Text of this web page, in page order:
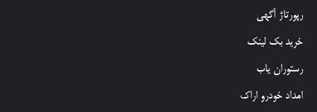
رپورتاژ آگهی
خرید بک لینک
رستوران یاب
امداد خودرو اراک